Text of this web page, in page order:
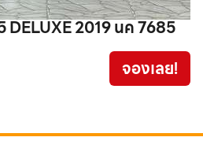
DELUXE 2019 นค 7685
จองเลย!